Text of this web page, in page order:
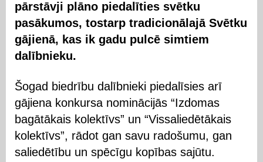
pārstāvji plāno piedalīties svētku
pasākumos, tostarp tradicionālajā Svētku
gājienā, kas ik gadu pulcē simtiem
dalībnieku.
Šogad biedrību dalībnieki piedalīsies arī
gājiena konkursa nominācijās “Izdomas
bagātākais kolektīvs” un “Vissaliedētākais
kolektīvs”, rādot gan savu radošumu, gan
saliedētību un spēcīgu kopības sajūtu.